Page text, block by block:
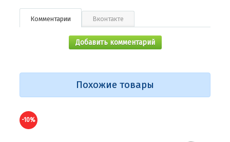
Комментарии Вконтакте
Добавить комментарий
Похожие товары
-10%